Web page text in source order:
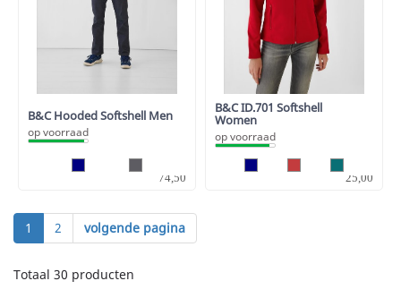
B&C Hooded Softshell Men
op voorraad
74,50
B&C ID.701 Softshell
Women
op voorraad
25,00
1 2 volgende pagina
Totaal 30 producten